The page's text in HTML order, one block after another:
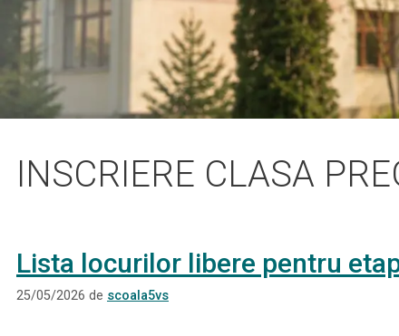
INSCRIERE CLASA
Lista locurilor libere pentru
25/05/2026 de scoala5vs